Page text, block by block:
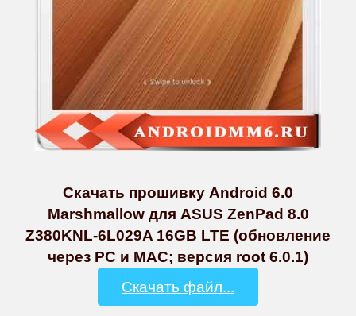
Скачать прошивку Android 6.0
Marshmallow для ASUS ZenPad 8.0
Z380KNL-6L029A 16GB LTE (обновление
через PC и MAC; версия root 6.0.1)
Скачать файл...